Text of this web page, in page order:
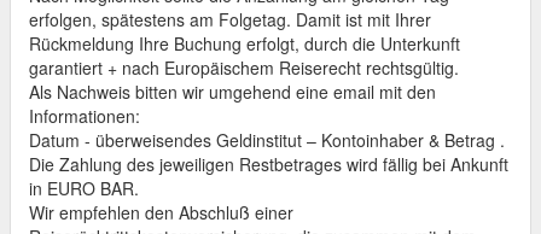
erfolgen, spätestens am Folgetag. Damit ist mit Ihrer
Rückmeldung Ihre Buchung erfolgt, durch die Unterkunft
garantiert + nach Europäischem Reiserecht rechtsgültig.
Als Nachweis bitten wir umgehend eine email mit den
Informationen:
Datum - überweisendes Geldinstitut – Kontoinhaber & Betrag .
Die Zahlung des jeweiligen Restbetrages wird fällig bei Ankunft
in EURO BAR.
Wir empfehlen den Abschluß einer